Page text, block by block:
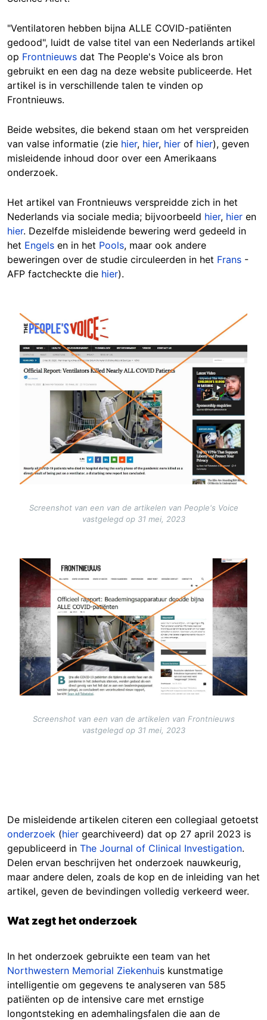
"Ventilatoren hebben bijna ALLE COVID-patiënten
gedood", luidt de valse titel van een Nederlands artikel
op Frontnieuws dat The People's Voice als bron
gebruikt en een dag na deze website publiceerde. Het
artikel is in verschillende talen te vinden op
Frontnieuws.
Beide websites, die bekend staan om het verspreiden
van valse informatie (zie hier, hier, hier of hier), geven
misleidende inhoud door over een Amerikaans
onderzoek.
Het artikel van Frontnieuws verspreidde zich in het
Nederlands via sociale media; bijvoorbeeld hier, hier en
hier. Dezelfde misleidende bewering werd gedeeld in
het Engels en in het Pools, maar ook andere
beweringen over de studie circuleerden in het Frans -
AFP factcheckte die hier).
Image
Screenshot van een van de artikelen van People's Voice
vastgelegd op 31 mei, 2023
Image
Screenshot van een van de artikelen van Frontnieuws
vastgelegd op 31 mei, 2023
De misleidende artikelen citeren een collegiaal getoetst
onderzoek (hier gearchiveerd) dat op 27 april 2023 is
gepubliceerd in The Journal of Clinical Investigation.
Delen ervan beschrijven het onderzoek nauwkeurig,
maar andere delen, zoals de kop en de inleiding van het
artikel, geven de bevindingen volledig verkeerd weer.
Wat zegt het onderzoek
In het onderzoek gebruikte een team van het
Northwestern Memorial Ziekenhuis kunstmatige
intelligentie om gegevens te analyseren van 585
patiënten op de intensive care met ernstige
longontsteking en ademhalingsfalen die aan de